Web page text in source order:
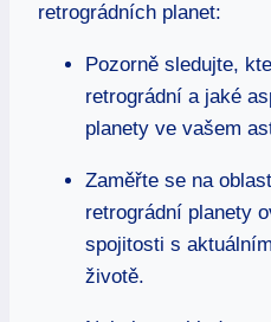
retrográdních planet:
Pozorně sledujte,
retrográdní a jaké
planety ve vašem
Zaměřte se na
retrográdní planety
spojitosti s
životě.